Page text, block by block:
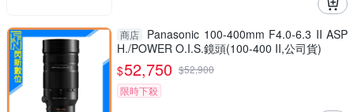
商店
Panasonic 100-400mm F4.0-6.3 II ASP
H./POWER O.I.S.鏡頭(100-400 II,公司貨)
$52,750 $52,900
限時下殺